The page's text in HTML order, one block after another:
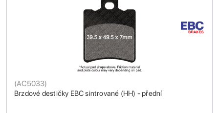
Brzdové destičky EBC sintrované (HH) - přední
(AC5033)